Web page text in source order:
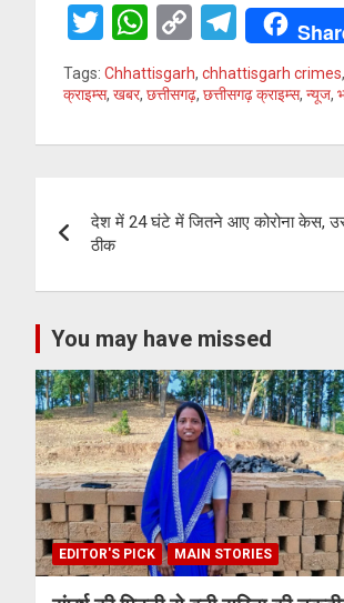
T
wi
tt
W
h
at
p
C
o
py
T
el
e
Tags: Chhattisgarh, chhattisgarh crimes,
क्राइम्स, खबर, छत्तीसगढ़, छत्तीसगढ़ क्राइम्स, न्यूज,
navigation
देश में 24 घंटे में जितने आए कोरोना केस,
ठीक
You may have missed
EDITOR'S PICK MAIN STORIES